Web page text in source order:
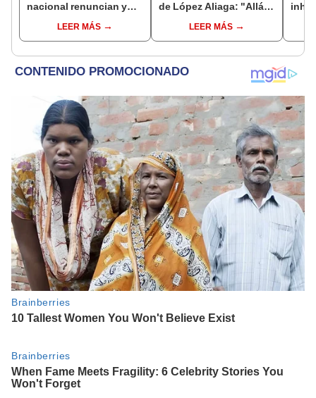
nacional renuncian y
encubiertaLEER MÁS
de López Aliaga: "Allá el
sacar la vuelta"
LEER MÁS